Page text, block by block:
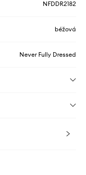
NFDDR2182
béžová
Never Fully Dressed